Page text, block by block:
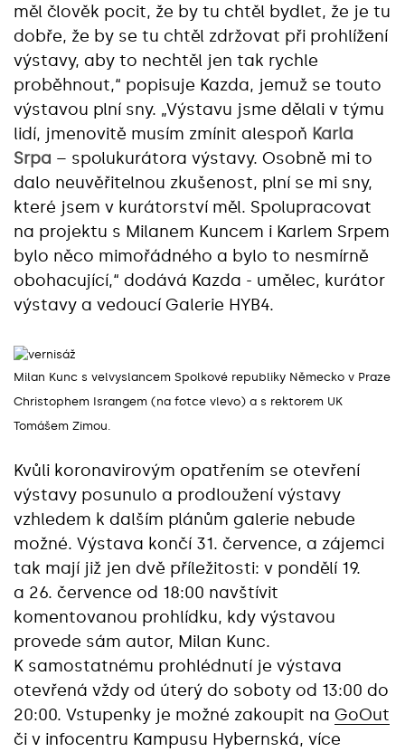
měl člověk pocit, že by tu chtěl bydlet, že je tu
dobře, že by se tu chtěl zdržovat při prohlížení
výstavy, aby to nechtěl jen tak rychle
proběhnout,“ popisuje Kazda, jemuž se touto
výstavou plní sny. „Výstavu jsme dělali v týmu
lidí, jmenovitě musím zmínit alespoň Karla
Srpa – spolukurátora výstavy. Osobně mi to
dalo neuvěřitelnou zkušenost, plní se mi sny,
které jsem v kurátorství měl. Spolupracovat
na projektu s Milanem Kuncem i Karlem Srpem
bylo něco mimořádného a bylo to nesmírně
obohacující,“ dodává Kazda - umělec, kurátor
výstavy a vedoucí Galerie HYB4.
Milan Kunc s velvyslancem Spolkové republiky Německo v Praze
Christophem Israngem (na fotce vlevo) a s rektorem UK
Tomášem Zimou.
Kvůli koronavirovým opatřením se otevření
výstavy posunulo a prodloužení výstavy
vzhledem k dalším plánům galerie nebude
možné. Výstava končí 31. července, a zájemci
tak mají již jen dvě příležitosti: v pondělí 19.
a 26. července od 18:00 navštívit
komentovanou prohlídku, kdy výstavou
provede sám autor, Milan Kunc.
K samostatnému prohlédnutí je výstava
otevřená vždy od úterý do soboty od 13:00 do
20:00. Vstupenky je možné zakoupit na GoOut
či v infocentru Kampusu Hybernská, více